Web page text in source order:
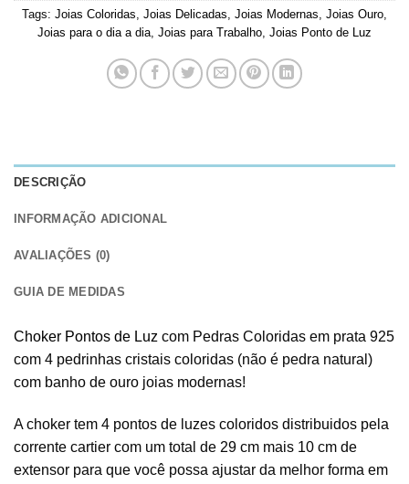
Tags: Joias Coloridas, Joias Delicadas, Joias Modernas, Joias Ouro,
Joias para o dia a dia, Joias para Trabalho, Joias Ponto de Luz
DESCRIÇÃO
INFORMAÇÃO ADICIONAL
AVALIAÇÕES (0)
GUIA DE MEDIDAS
Choker Pontos de Luz com Pedras Coloridas em prata 925
com 4 pedrinhas cristais coloridas (não é pedra natural)
com banho de ouro joias modernas!
A choker tem 4 pontos de luzes coloridos distribuidos pela
corrente cartier com um total de 29 cm mais 10 cm de
extensor para que você possa ajustar da melhor forma em